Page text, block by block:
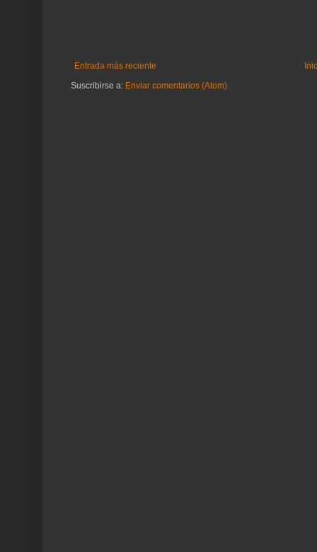
Entrada más reciente
Suscribirse a: Enviar comentarios (Atom)